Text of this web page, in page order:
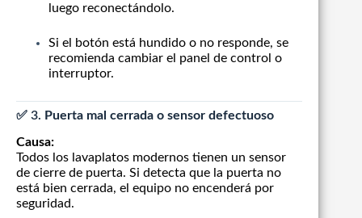
luego reconectándolo.
Si el botón está hundido o no responde, se
recomienda cambiar el panel de control o
interruptor.
✅ 3. Puerta mal cerrada o sensor defectuoso
Causa:
Todos los lavaplatos modernos tienen un sensor
de cierre de puerta. Si detecta que la puerta no
está bien cerrada, el equipo no encenderá por
seguridad.